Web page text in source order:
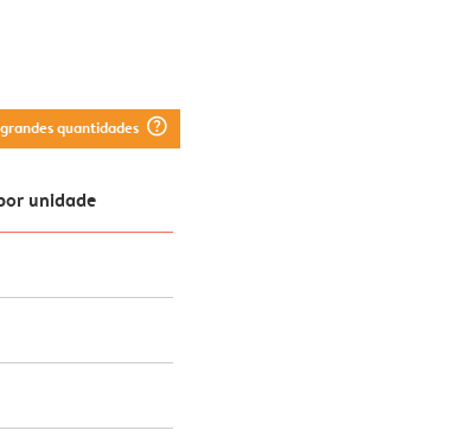
quantidades question_mark_circle
unidade